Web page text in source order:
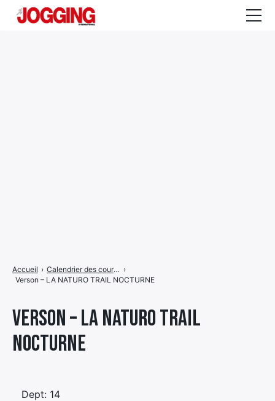
Verson – LA NATURO TRAIL
NOCTURNE
Accueil › Calendrier des courses ›
Verson – LA NATURO TRAIL NOCTURNE
Dept: 14
de
menu
Élément
de
Élément
de